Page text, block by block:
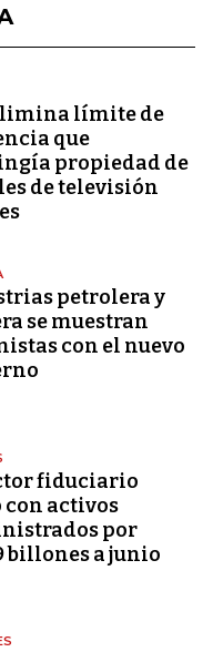
límite de
que
propiedad de
de televisión
petrolera y
se muestran
con el nuevo
fiduciario
con activos
por
billones a junio